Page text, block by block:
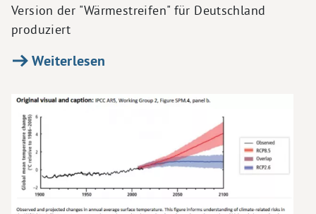
Version der "Wärmestreifen" für Deutschland
produziert
Weiterlesen